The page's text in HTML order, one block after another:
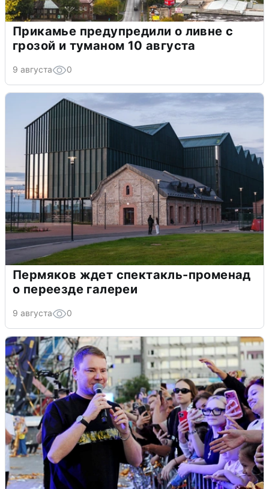
Прикамье предупредили о ливне с
грозой и туманом 10 августа
9 августа 0
Пермяков ждет спектакль-променад
о переезде галереи
9 августа 0